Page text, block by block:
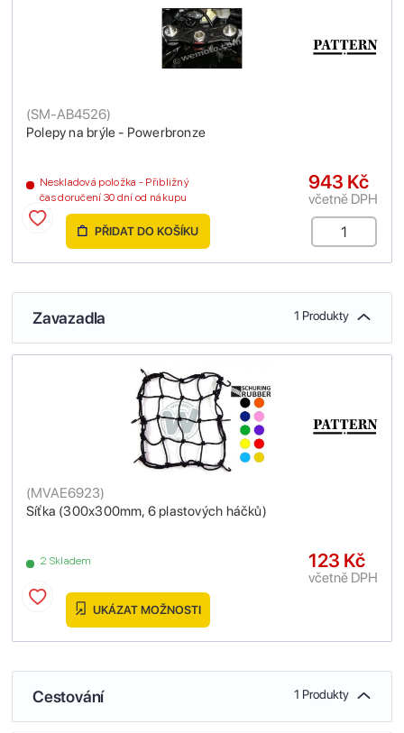
Polepy na brýle - Powerbronze
(SM-AB4526)
Neskladová položka - Přibližný
čas doručení 30 dní od nákupu
943 Kč
včetně DPH
PŘIDAT DO KOŠÍKU
Zavazadla 1 Produkty
Síťka (300x300mm, 6 plastových háčků)
(MVAE6923)
2 Skladem 123 Kč
včetně DPH
UKÁZAT MOŽNOSTI
Cestování 1 Produkty